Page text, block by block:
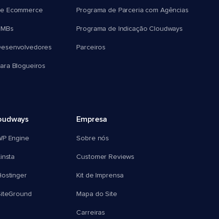
Ecommerce
Blogueiros
Programa de Parceria com Agências
Programa de Indicação Cloudways
Parceiros
Engine
Empresa
Sobre nós
Customer Reviews
Kit de Imprensa
Mapa do Site
Carreiras